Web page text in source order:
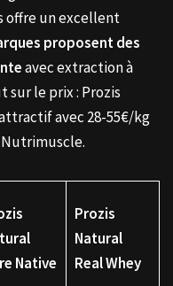
offre un excellent
proposent des
avec extraction à
sur le prix : Prozis
avec 28-55€/kg
Native
Prozis
Natural
Real Whey